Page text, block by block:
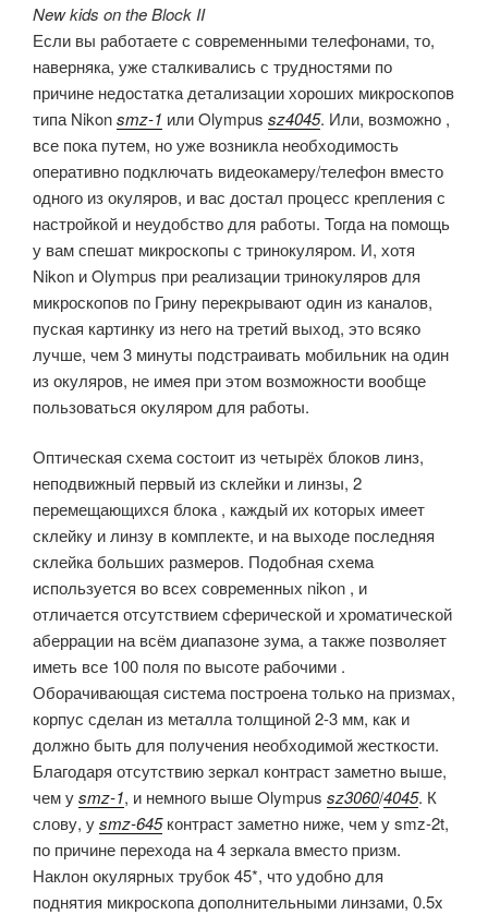
New kids on the Block II
Если вы работаете с современными телефонами, то,
наверняка, уже сталкивались с трудностями по
причине недостатка детализации хороших микроскопов
типа Nikonsmz-1 или Olympus sz4045. Или, возможно ,
все пока путем, но уже возникла необходимость
оперативно подключать видеокамеру/телефон вместо
одного из окуляров, и вас достал процесс крепления с
настройкой и неудобство для работы. Тогда на помощь
у вам спешат микроскопы с тринокуляром. И, хотя
Nikon и Olympus при реализации тринокуляров для
микроскопов по Грину перекрывают один из каналов,
пуская картинку из него на третий выход, это всяко
лучше, чем 3 минуты подстраивать мобильник на один
из окуляров, не имея при этом возможности вообще
пользоваться окуляром для работы.
Оптическая схема состоит из четырёх блоков линз,
неподвижный первый из склейки и линзы, 2
перемещающихся блока , каждый их которых имеет
склейку и линзу в комплекте, и на выходе последняя
склейка больших размеров. Подобная схема
используется во всех современных nikon , и
отличается отсутствием сферической и хроматической
аберрации на всём диапазоне зума, а также позволяет
иметь все 100 поля по высоте рабочими .
Оборачивающая система построена только на призмах,
корпус сделан из металла толщиной 2-3 мм, как и
должно быть для получения необходимой жесткости.
Благодаря отсутствию зеркал контраст заметно выше,
чем уsmz-1, и немного выше Olympus sz3060/4045. К
слову, уsmz-645контраст заметно ниже, чем у smz-2t,
по причине перехода на 4 зеркала вместо призм.
Наклон окулярных трубок 45*, что удобно для
поднятия микроскопа дополнительными линзами, 0.5x